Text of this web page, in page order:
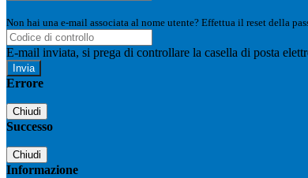
Non hai una e-mail associata al nome utente? Effettua il reset della
E-mail inviata, si prega di controllare la casella di posta
Errore
Chiudi
Successo
Chiudi
Informazione